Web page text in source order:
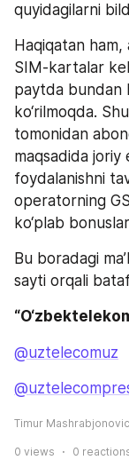
quyidagilarni
Haqiqatan
SIM-kartalar
paytda bundan
ko‘rilmoqda.
tomonidan
maqsadida joriy
foydalanishni
operatorning
ko‘plab
Bu boradagi
sayti orqali
@uztelecomuz
Timur
0 views 0